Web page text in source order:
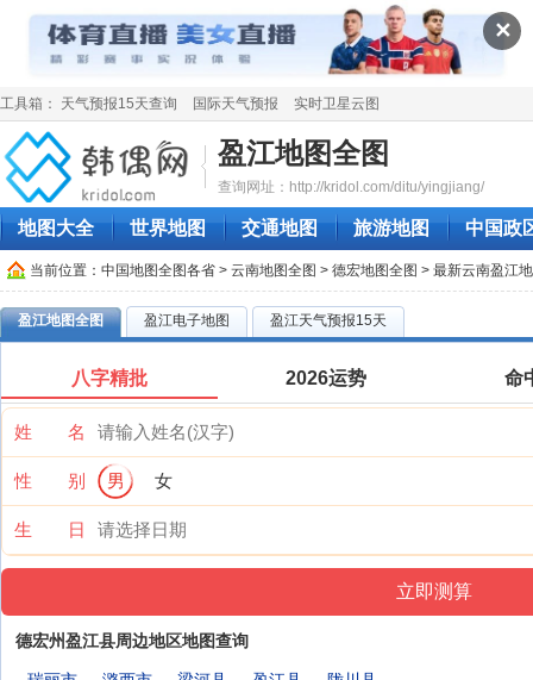
✕
工具箱： 天气预报15天查询 国际天气预报 实时卫星云图
盈江地图全图
查询网址：http://kridol.com/ditu/yingjiang/
地图大全 世界地图 交通地图 旅游地图 中国政
当前位置： 中国地图全图各省 > 云南地图全图 > 德宏地图全图 > 最新云南盈江
盈江地图全图 盈江电子地图 盈江天气预报15天
八字精批 2026运势 命
姓 名
性 别 男 女
生 日
德宏州盈江县周边地区地图查询